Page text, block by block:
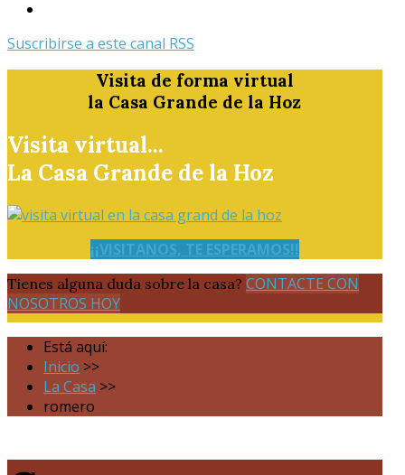
Suscribirse a este canal RSS
Visita de forma virtual
la Casa Grande de la Hoz
Visita virtual...
La Casa Grande de la Hoz
¡¡VISITANOS, TE ESPERAMOS!!
Tienes alguna duda sobre la casa? CONTACTE CON
NOSOTROS HOY
Está aquí:
Inicio >>
La Casa >>
romero